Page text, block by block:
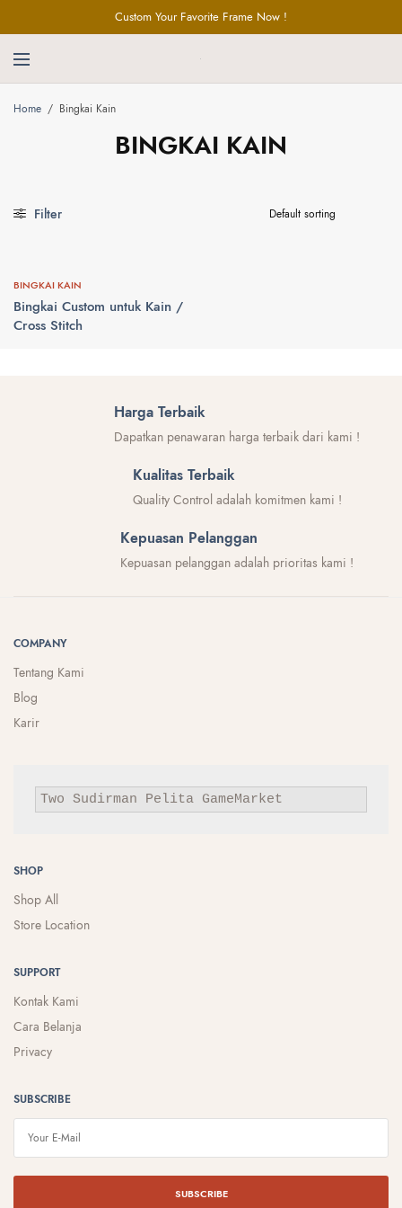
Custom Your Favorite Frame Now !
Home / Bingkai Kain
BINGKAI KAIN
Filter
BINGKAI KAIN
Bingkai Custom untuk Kain /
Cross Stitch
Harga Terbaik
Dapatkan penawaran harga terbaik dari kami !
Kualitas Terbaik
Quality Control adalah komitmen kami !
Kepuasan Pelanggan
Kepuasan pelanggan adalah prioritas kami !
COMPANY
Tentang Kami
Blog
Karir
Two Sudirman Pelita GameMarket
SHOP
Shop All
Store Location
SUPPORT
Kontak Kami
Cara Belanja
Privacy
SUBSCRIBE
SUBSCRIBE